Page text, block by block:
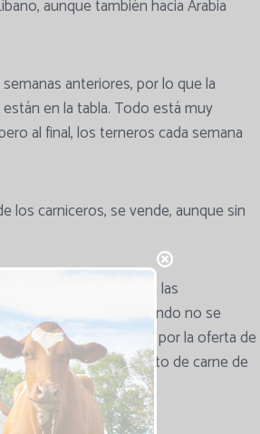
aunque también hacia Arabia
anteriores, por lo que la
en la tabla. Todo está muy
al final, los terneros cada semana
los carniceros, se vende, aunque sin
más calma, pero con las
consideran que cuando no se
une la preocupación por la oferta de
desabastecimiento de carne de